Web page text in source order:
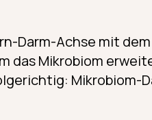
Darm-Achse mit
das Mikrobiom
Mikrobiom-